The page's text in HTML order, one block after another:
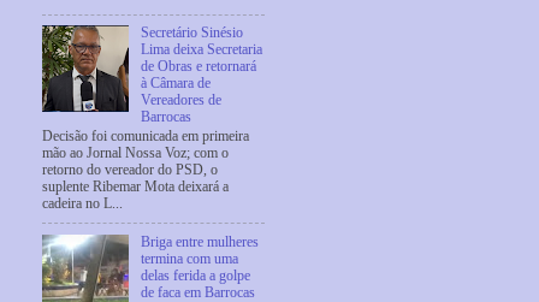
Secretário Sinésio
Lima deixa Secretaria
de Obras e retornará
à Câmara de
Vereadores de
Barrocas
Decisão foi comunicada em primeira
mão ao Jornal Nossa Voz; com o
retorno do vereador do PSD, o
suplente Ribemar Mota deixará a
cadeira no L...
Briga entre mulheres
termina com uma
delas ferida a golpe
de faca em Barrocas